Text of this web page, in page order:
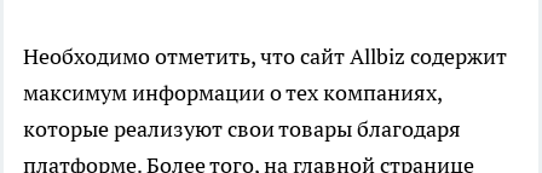
Необходимо отметить, что сайт Аllbiz содержит
максимум информации о тех компаниях,
которые реализуют свои товары благодаря
платформе. Более того, на главной странице